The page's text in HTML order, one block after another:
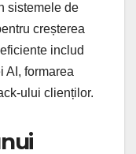
sistemele de
creșterea
includ
AI, formarea
ului clienților.